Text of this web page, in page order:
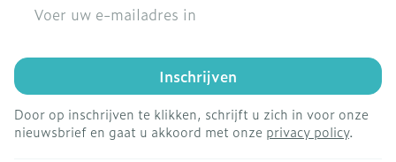
Inschrijven
Door op inschrijven te klikken, schrijft u zich in voor onze
nieuwsbrief en gaat u akkoord met onze privacy policy.